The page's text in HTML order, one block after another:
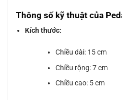
Thông số kỹ thuật của
Kích thước:
Chiều dài: 15 cm
Chiều rộng: 7 cm
Chiều cao: 5 cm